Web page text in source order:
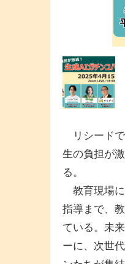
リシードで
生の負担が
る。
教育現場に
指導まで、
ている。未
ーに、次世